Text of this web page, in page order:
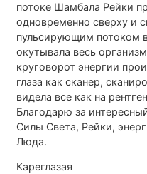
потоке Шамбала Рейки
одновременно сверху и
пульсирующим потоком
окутывала весь
круговорот энергии
глаза как сканер,
видела все как на
Благодарю за
Силы Света, Рейки,
Люда.
Кареглазая